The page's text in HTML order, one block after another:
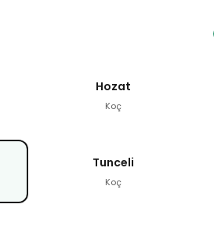
Hozat
Koç
Tunceli
Koç